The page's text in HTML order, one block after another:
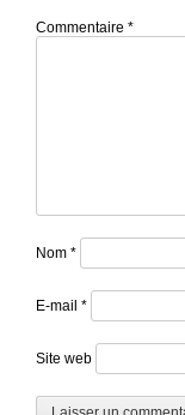
Commentaire *
Nom *
E-mail *
Site web